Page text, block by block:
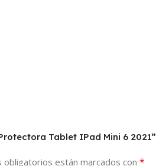
Tablet IPad Mini 6 2021”
obligatorios están marcados con *